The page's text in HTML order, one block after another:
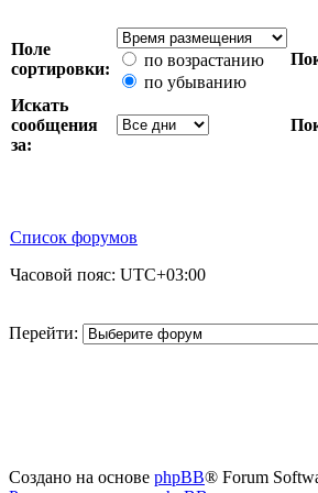
Поле
сортировки:
по возрастанию
по убыванию
Искать
сообщения
за:
Список форумов
Часовой пояс: UTC+03:00
Перейти:
Создано на основе phpBB® Forum